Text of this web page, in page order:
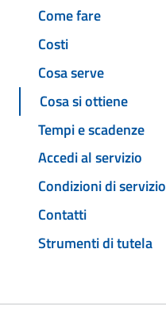
Come fare
Costi
Cosa serve
Cosa si ottiene
Tempi e scadenze
Accedi al servizio
Condizioni di servizio
Contatti
Strumenti di tutela